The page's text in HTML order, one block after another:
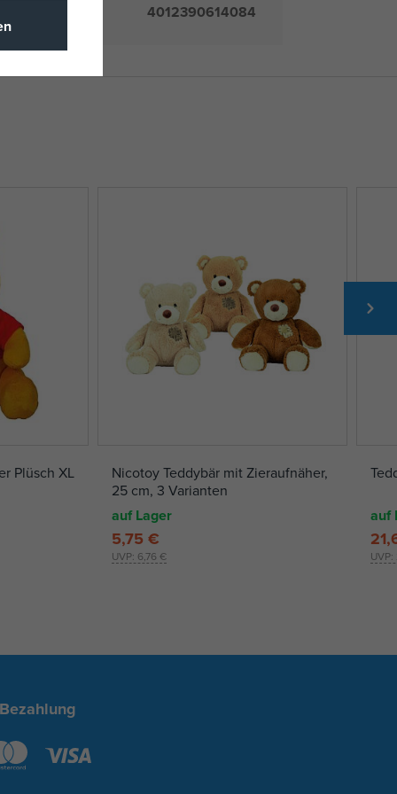
4012390614084
Plüsch XL
Nicotoy Teddybär mit Zieraufnäher,
25 cm, 3 Varianten
auf Lager
UVP: 6,76 €
5,75 €
auf
UVP: